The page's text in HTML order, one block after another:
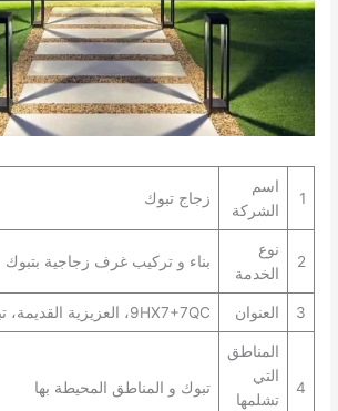
1
اسم
الشركة
زجاج تبوك
2
نوع
الخدمة
بناء و تركيب غرف زجاجية بتبوك
3 العنوان 9HX7+7QC، العزيزية القديمة، تبوك 47912
4
المناطق
التي
تشلمها
تبوك و المناطق المحيطة بها